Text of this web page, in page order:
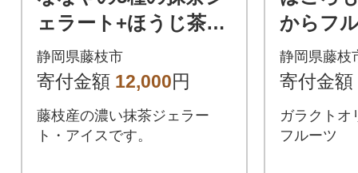
ェラート+ほうじ茶ジ
ェラートの計6個セッ
ト
静岡県藤枝市
寄付金額 12,000円
藤枝産の濃い抹茶ジェラー
ト・アイスです。
からフ
クス
静岡県藤枝
寄付金額
ガラクトオ
フルーツ